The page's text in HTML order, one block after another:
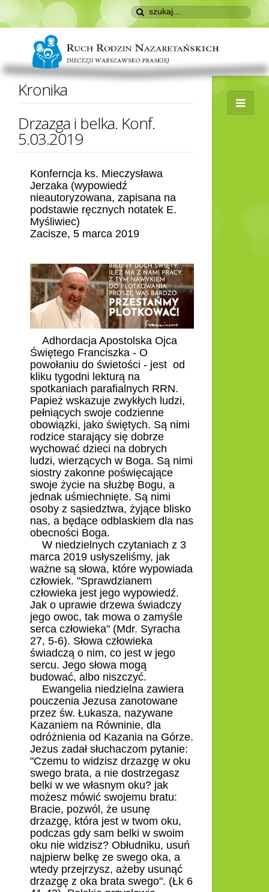
Kronika
Drzazga i belka. Konf.
5.03.2019
Konferncja ks. Mieczysława
Jerzaka (wypowiedź
nieautoryzowana, zapisana na
podstawie ręcznych notatek E.
Myśliwiec)
Zacisze, 5 marca 2019
Adhordacja Apostolska Ojca
Świętego Franciszka - O
powołaniu do świetości - jest od
kliku tygodni lekturą na
spotkaniach parafialnych RRN.
Papież wskazuje zwykłych ludzi,
pełniących swoje codzienne
obowiązki, jako świętych. Są nimi
rodzice starający się dobrze
wychować dzieci na dobrych
ludzi, wierzących w Boga. Są nimi
siostry zakonne poświęcające
swoje życie na służbę Bogu, a
jednak uśmiechnięte. Są nimi
osoby z sąsiedztwa, żyjące blisko
nas, a będące odblaskiem dla nas
obecności Boga.
W niedzielnych czytaniach z 3
marca 2019 usłyszeliśmy, jak
ważne są słowa, które wypowiada
człowiek. "Sprawdzianem
człowieka jest jego wypowiedź.
Jak o uprawie drzewa świadczy
jego owoc, tak mowa o zamyśle
serca człowieka" (Mdr. Syracha
27, 5-6). Słowa człowieka
świadczą o nim, co jest w jego
sercu. Jego słowa mogą
budować, albo niszczyć.
Ewangelia niedzielna zawiera
pouczenia Jezusa zanotowane
przez św. Łukasza, nazywane
Kazaniem na Równinie, dla
odróżnienia od Kazania na Górze.
Jezus zadał słuchaczom pytanie:
"Czemu to widzisz drzazgę w oku
swego brata, a nie dostrzegasz
belki w we własnym oku? jak
możesz mówić swojemu bratu:
Bracie, pozwól, że usunę
drzazgę, która jest w twom oku,
podczas gdy sam belki w swoim
oku nie widzisz? Obłudniku, usuń
najpierw belkę ze swego oka, a
wtedy przejrzysz, ażeby usunąć
drzazgę z oka brata swego". (Łk 6